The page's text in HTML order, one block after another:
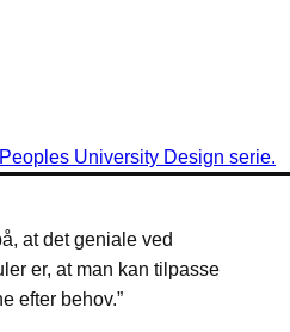
at det geniale ved
er, at man kan tilpasse
efter behov.”